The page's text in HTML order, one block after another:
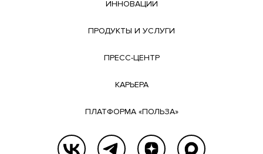
ИННОВАЦИИ
ПРОДУКТЫ И УСЛУГИ
ПРЕСС-ЦЕНТР
КАРЬЕРА
ПЛАТФОРМА «ПОЛЬЗА»